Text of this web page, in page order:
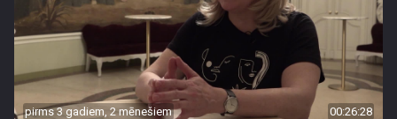
pirms 3 gadiem, 2 mēnešiem 00:26:28